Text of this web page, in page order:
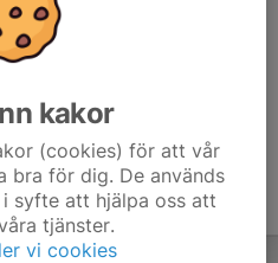
kakor
(cookies) för att vår
bra för dig. De används
syfte att hjälpa oss att
tjänster.
vi cookies